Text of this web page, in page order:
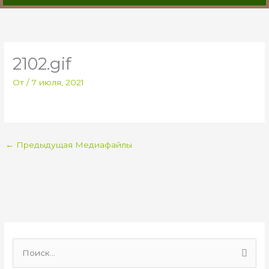
2102.gif
От/7 июля, 2021
← Предыдущая Медиафайлы